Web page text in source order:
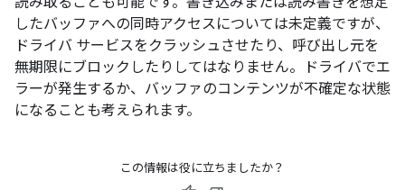
したバッファへの同時アクセスについては未定義ですが、
ドライバ サービスをクラッシュさせたり、呼び出し元を
無期限にブロックしたりしてはなりません。ドライバでエ
ラーが発生するか、バッファのコンテンツが不確定な状態
になることも考えられます。
この情報は役に立ちましたか？